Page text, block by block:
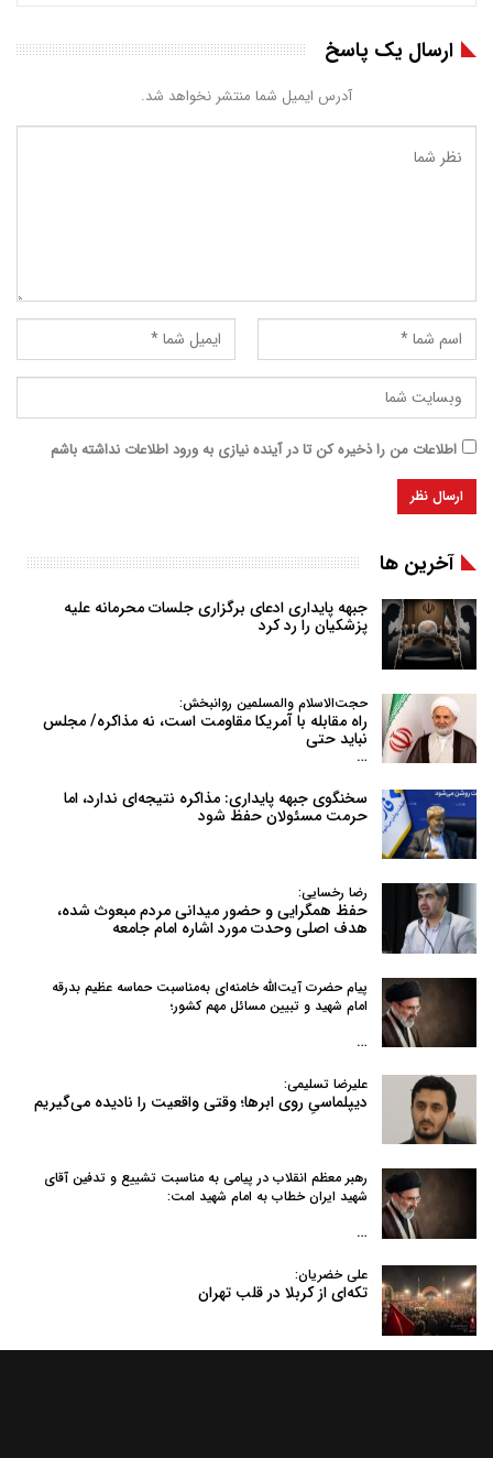
ارسال یک پاسخ
آدرس ایمیل شما منتشر نخواهد شد.
اطلاعات من را ذخیره کن تا در آینده نیازی به ورود اطلاعات نداشته باشم
آخرین ها
جبهه پایداری ادعای برگزاری جلسات محرمانه علیه
پزشکیان را رد کرد
حجت‌الاسلام والمسلمین روانبخش:
راه مقابله با آمریکا مقاومت است، نه مذاکره/ مجلس
نباید حتی
…
سخنگوی جبهه پایداری: مذاکره نتیجه‌ای ندارد، اما
حرمت مسئولان حفظ شود
رضا رخسایی:
حفظ همگرایی و حضور میدانی مردم مبعوث شده،
هدف اصلی وحدت مورد اشاره امام جامعه
پیام حضرت آیت‌الله خامنه‌ای به‌مناسبت حماسه عظیم بدرقه
امام شهید و تبیین مسائل مهم کشور؛
…
علیرضا تسلیمی:
دیپلماسیِ روی ابرها؛ وقتی واقعیت را نادیده می‌گیریم
رهبر معظم انقلاب در پیامی به‌ مناسبت تشییع و تدفین آقای
شهید ایران خطاب به امام شهید امت:
…
علی خضریان:
تکه‌ای از کربلا در قلب تهران